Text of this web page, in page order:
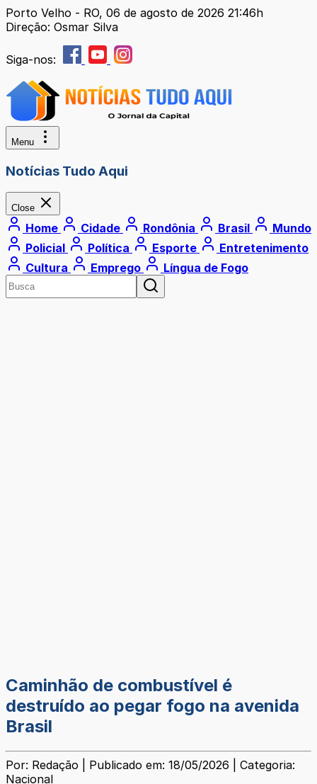
Porto Velho - RO, 06 de agosto de 2026 21:46h
Direção: Osmar Silva
Siga-nos:
Menu
Notícias Tudo Aqui
Close
Home Cidade Rondônia Brasil
Mundo
Policial
Política Esporte
Entretenimento
Cultura
Emprego Língua de Fogo
Caminhão de combustível é
destruído ao pegar fogo na avenida
Brasil
Por: Redação | Publicado em: 18/05/2026 | Categoria:
Nacional